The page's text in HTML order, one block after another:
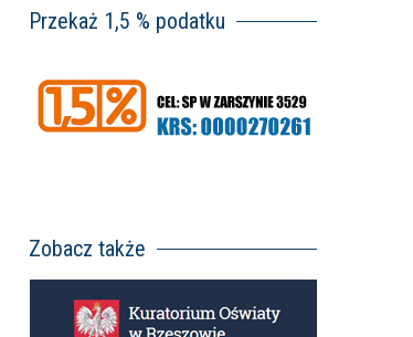
Przekaż 1,5 % podatku
Zobacz także